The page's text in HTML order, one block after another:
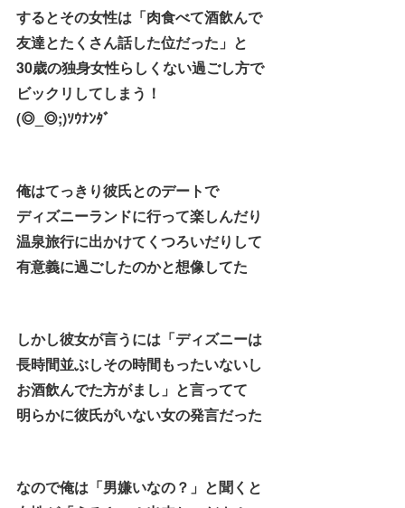
するとその女性は「肉食べて酒飲んで
友達とたくさん話した位だった」と
30歳の独身女性らしくない過ごし方で
ビックリしてしまう！
(◎_◎;)ｿｳﾅﾝﾀﾞ
俺はてっきり彼氏とのデートで
ディズニーランドに行って楽しんだり
温泉旅行に出かけてくつろいだりして
有意義に過ごしたのかと想像してた
しかし彼女が言うには「ディズニーは
長時間並ぶしその時間もったいないし
お酒飲んでた方がまし」と言ってて
明らかに彼氏がいない女の発言だった
なので俺は「男嫌いなの？」と聞くと